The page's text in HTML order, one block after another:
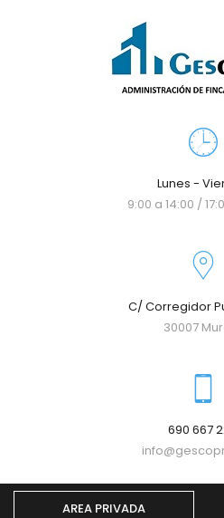
Lunes -
9:00 a 14:00 /
C/ Corregidor
30007
690 667
AREA PRIVADA